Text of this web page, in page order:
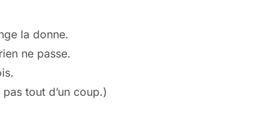
la donne.
ne passe.
tout d’un coup.)